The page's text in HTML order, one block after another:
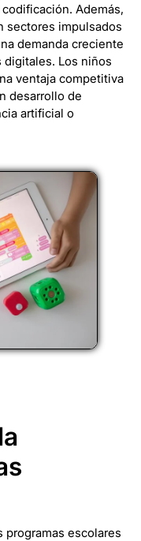
Además,
sectores impulsados
demanda creciente
Los niños
ventaja competitiva
desarrollo de
artificial o
escolares